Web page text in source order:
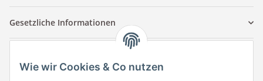
Gesetzliche Informationen
Tuccar GmbH
Wie wir Cookies & Co nutzen